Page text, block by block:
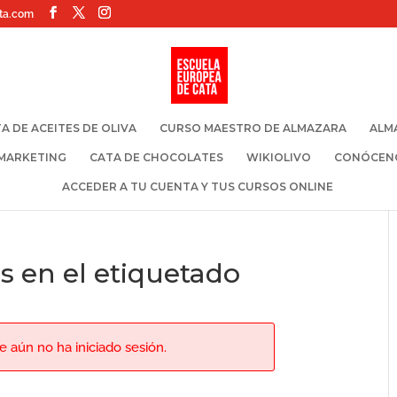
DE ACEITES DE OLIVA CURSO MAESTRO DE ALMAZARA
CATA DE CHOCOLATES WIKIOLIVO
ACCEDER A TU CUENTA Y TUS CURSOS ONLINE
en el etiquetado
aún no ha iniciado sesión.